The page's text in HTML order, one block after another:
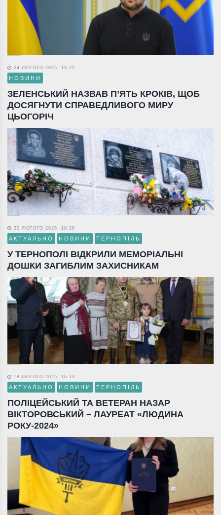
24 ЛЮТОГО 2025, 13:25
НОВИНИ
ЗЕЛЕНСЬКИЙ НАЗВАВ П’ЯТЬ КРОКІВ, ЩОБ
ДОСЯГНУТИ СПРАВЕДЛИВОГО МИРУ
ЦЬОГОРІЧ
20 ЛЮТОГО 2025, 18:26
АКТУАЛЬНО НОВИНИ ТЕРНОПІЛЬ
У ТЕРНОПОЛІ ВІДКРИЛИ МЕМОРІАЛЬНІ
ДОШКИ ЗАГИБЛИМ ЗАХИСНИКАМ
18 ЛЮТОГО 2025, 16:13
АКТУАЛЬНО НОВИНИ ТЕРНОПІЛЬ
ПОЛІЦЕЙСЬКИЙ ТА ВЕТЕРАН НАЗАР
ВІКТОРОВСЬКИЙ – ЛАУРЕАТ «ЛЮДИНА
РОКУ-2024»